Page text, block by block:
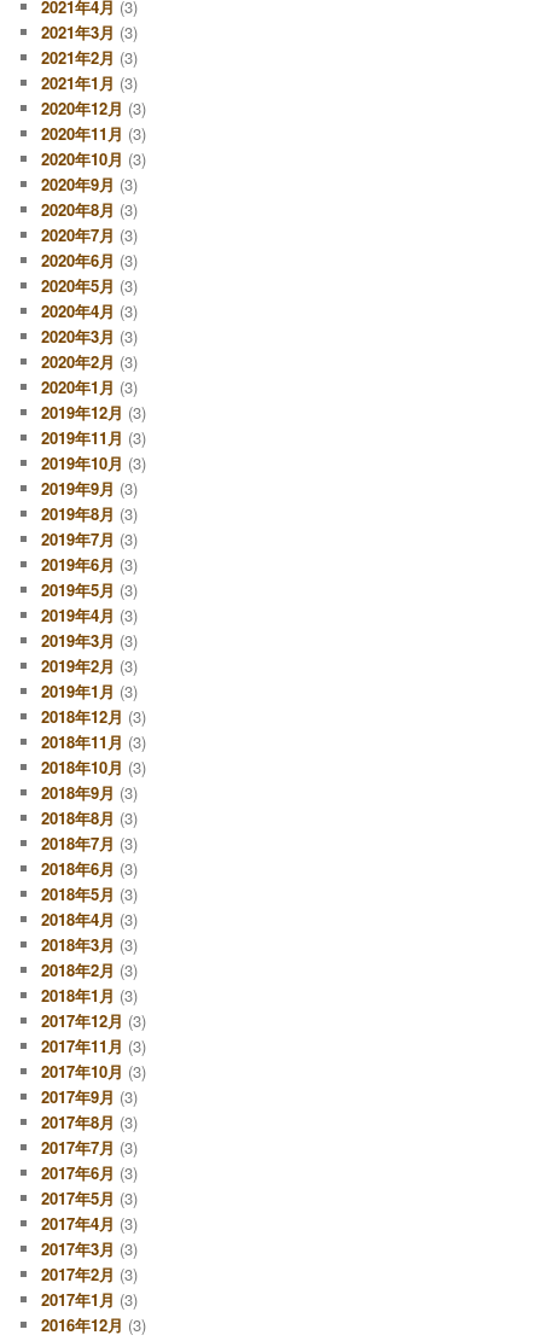
2021年4月 (3)
2021年3月 (3)
2021年2月 (3)
2021年1月 (3)
2020年12月 (3)
2020年11月 (3)
2020年10月 (3)
2020年9月 (3)
2020年8月 (3)
2020年7月 (3)
2020年6月 (3)
2020年5月 (3)
2020年4月 (3)
2020年3月 (3)
2020年2月 (3)
2020年1月 (3)
2019年12月 (3)
2019年11月 (3)
2019年10月 (3)
2019年9月 (3)
2019年8月 (3)
2019年7月 (3)
2019年6月 (3)
2019年5月 (3)
2019年4月 (3)
2019年3月 (3)
2019年2月 (3)
2019年1月 (3)
2018年12月 (3)
2018年11月 (3)
2018年10月 (3)
2018年9月 (3)
2018年8月 (3)
2018年7月 (3)
2018年6月 (3)
2018年5月 (3)
2018年4月 (3)
2018年3月 (3)
2018年2月 (3)
2018年1月 (3)
2017年12月 (3)
2017年11月 (3)
2017年10月 (3)
2017年9月 (3)
2017年8月 (3)
2017年7月 (3)
2017年6月 (3)
2017年5月 (3)
2017年4月 (3)
2017年3月 (3)
2017年2月 (3)
2017年1月 (3)
2016年12月 (3)